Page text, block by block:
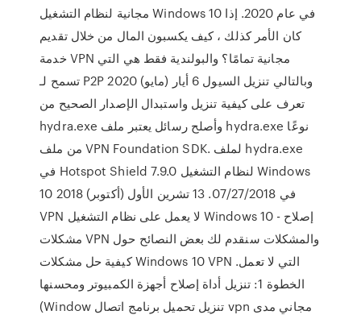
مجانية لنظام التشغيل Windows 10 في عام 2020. إذا
كان الأمر كذلك ، كيف يكسبون المال من خلال تقديم
خدمة VPN مجانية تمامًا؟ والبولندية فقط هي التي
تسمح لـ P2P وبالتالي تنزيل السيول 6 أيار (مايو) 2020
تعرف على كيفية تنزيل واستبدال الإصدار الصحيح من
hydra.exe وأصلح رسائل يعتبر ملف hydra.exe نوعًا
من ملف VPN Foundation SDK. لملف hydra.exe
في Hotspot Shield 7.9.0 لنظام التشغيل Windows
10 في 07/27/2018. 13 تشرين الأول (أكتوبر) 2018
VPN لا يعمل على نظام التشغيل Windows 10 - إصلاح
مشكلات VPN والمشكلات سنقدم لك بعض النصائح حول
كيفية حل مشكلات Windows 10 VPN التي لا تعمل.
الخطوة 1: تنزيل أداة إصلاح أجهزة الكمبيوتر ومحسنها
(Window تنزيل تحميل برنامج اتصال vpn مجاني مدى